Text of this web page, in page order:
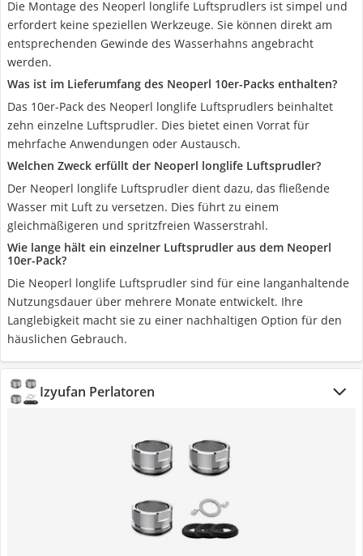
Die Montage des Neoperl longlife Luftsprudlers ist simpel und
erfordert keine speziellen Werkzeuge. Sie können direkt am
entsprechenden Gewinde des Wasserhahns angebracht
werden.
Was ist im Lieferumfang des Neoperl 10er-Packs enthalten?
Das 10er-Pack des Neoperl longlife Luftsprudlers beinhaltet
zehn einzelne Luftsprudler. Dies bietet einen Vorrat für
mehrfache Anwendungen oder Austausch.
Welchen Zweck erfüllt der Neoperl longlife Luftsprudler?
Der Neoperl longlife Luftsprudler dient dazu, das fließende
Wasser mit Luft zu versetzen. Dies führt zu einem
gleichmäßigeren und spritzfreien Wasserstrahl.
Wie lange hält ein einzelner Luftsprudler aus dem Neoperl
10er-Pack?
Die Neoperl longlife Luftsprudler sind für eine langanhaltende
Nutzungsdauer über mehrere Monate entwickelt. Ihre
Langlebigkeit macht sie zu einer nachhaltigen Option für den
häuslichen Gebrauch.
Izyufan Perlatoren